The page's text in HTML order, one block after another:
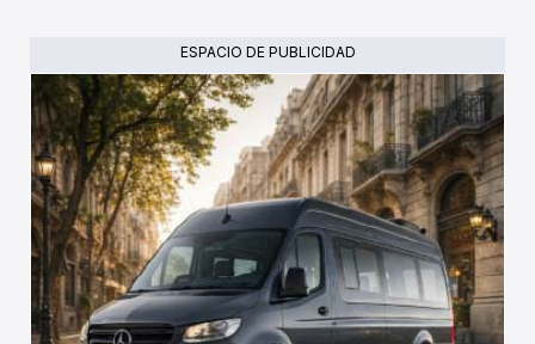
ESPACIO DE PUBLICIDAD